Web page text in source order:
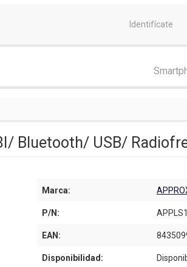
Identifícate
Bluetooth/ USB/
Marca:
P/N:
EAN:
Disponibilidad: